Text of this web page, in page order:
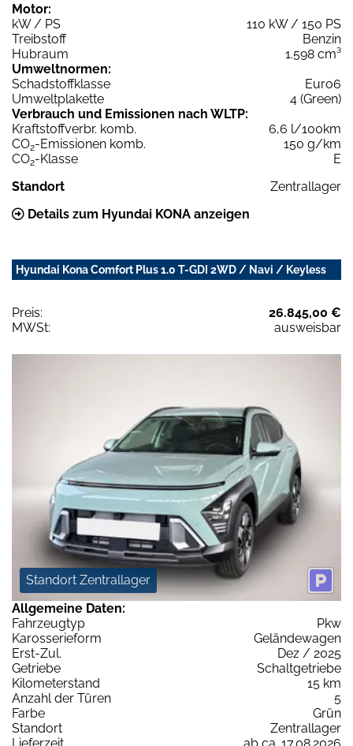
Motor:
kW / PS
110 kW / 150 PS
Treibstoff
Benzin
Hubraum
1.598 cm³
Umweltnormen:
Schadstoffklasse
Euro6
Umweltplakette
4 (Green)
Verbrauch und Emissionen nach WLTP:
Kraftstoffverbr. komb.
6,6 l/100km
CO2-Emissionen komb.
150 g/km
CO2-Klasse
E
Standort
Zentrallager
Details zum Hyundai KONA anzeigen
Hyundai Kona Comfort Plus 1.0 T-GDI 2WD / Navi / Keyless
Preis:
26.845,00 €
MWSt:
ausweisbar
Standort Zentrallager
Allgemeine Daten:
Fahrzeugtyp
Pkw
Karosserieform
Geländewagen
Erst-Zul.
Dez / 2025
Getriebe
Schaltgetriebe
Kilometerstand
15 km
Anzahl der Türen
5
Farbe
Grün
Standort
Zentrallager